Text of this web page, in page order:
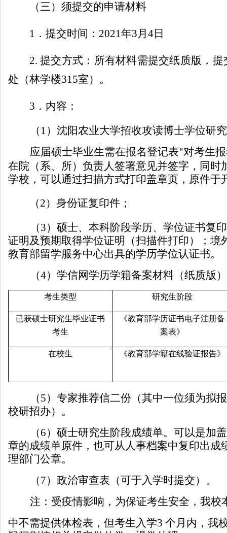
（三）须提交的申请材料
1 ．提交时间： 2021年3月 4日
2.提交方式：所有材料需提交纸质版，
处 （林学楼315室） 。
3 ．内容：
（ 1） 沈阳农业大学招收攻读博士学位研
应届硕士毕业生需在报名登记表“对考生
在院（系、所）负责人签署意见并签字，同时
学校，可以通过扫描方式打印盖章页，原件于
（2）身份证复印件；
（3）硕士、本科阶段学历、学位证书复
证明及预期取得学位证明（扫描件打印）；境
教育部留学服务中心出具的学历学位认证书。
（4）学信网学历学籍备案材料（纸质版
考生类型 研究生阶段
已获硕士研究生毕业证书
考生
《教育部学历证书电子注册备
案表》
在校生 《教育部学籍在线验证报告》
（5）专家推荐信二份（其中一位须为拟
校研招办）。
（6）硕士研究生阶段成绩单。可以是加
章的成绩单原件，也可从人事档案中复印出成
理部门公章。
（7）政治审查表（可于入学时提交）。
注：受疫情影响，为保证考生安全，我校
中不需提供体检表，但考生入学3 个月内，我